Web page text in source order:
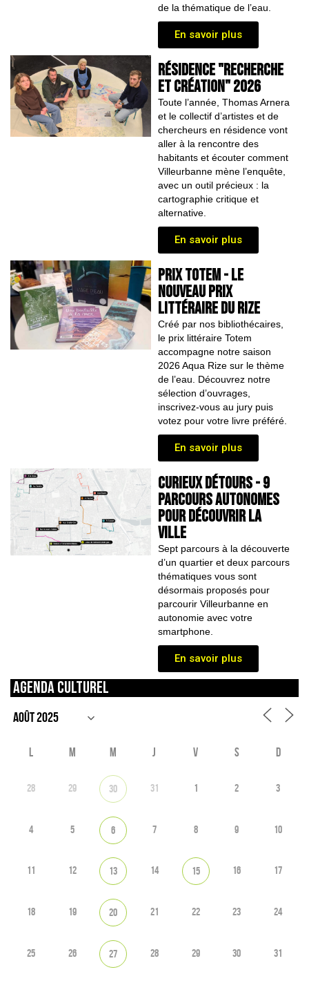
de la thématique de l’eau.
En savoir plus
résidence "recherche
et création" 2026
Toute l’année, Thomas Arnera
et le collectif d’artistes et de
chercheurs en résidence vont
aller à la rencontre des
habitants et écouter comment
Villeurbanne mène l’enquête,
avec un outil précieux : la
cartographie critique et
alternative.
En savoir plus
PRIX TOTEM - LE
nouveau PRIX
LITTÉRAIRE dU RIZE
Créé par nos bibliothécaires,
le prix littéraire Totem
accompagne notre saison
2026 Aqua Rize sur le thème
de l’eau. Découvrez notre
sélection d’ouvrages,
inscrivez-vous au jury puis
votez pour votre livre préféré.
En savoir plus
CURIEUX DÉTOURS - 9
parcours autonomes
pour découvrir la
ville
Sept parcours à la découverte
d’un quartier et deux parcours
thématiques vous sont
désormais proposés pour
parcourir Villeurbanne en
autonomie avec votre
smartphone.
En savoir plus
Agenda culturel
L M M J V S D
28 29 30 31 1 2 3
4 5 6 7 8 9 10
11 12 13 14 15 16 17
18 19 20 21 22 23 24
25 26 27 28 29 30 31